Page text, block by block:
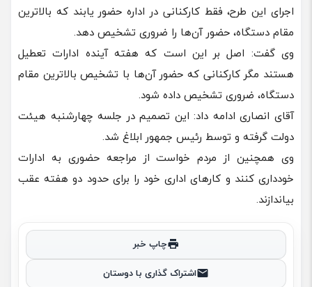
اجرای این طرح، فقط کارکنانی در اداره حضور یابند که بالاترین
مقام دستگاه، حضور آن‌ها را ضروری تشخیص دهد.
وی گفت: اصل بر این است که هفته آینده ادارات تعطیل
هستند مگر کارکنانی که حضور آن‌ها با تشخیص بالاترین مقام
دستگاه، ضروری تشخیص داده شود.
آقای انصاری ادامه داد: این تصمیم در جلسه چهارشنبه هیئت
دولت گرفته و توسط رئیس جمهور ابلاغ شد.
وی همچنین از مردم خواست از مراجعه حضوری به ادارات
خودداری کنند و کار‌های اداری خود را برای حدود دو هفته عقب
بیاندازند.
چاپ خبر
اشتراک گذاری با دوستان